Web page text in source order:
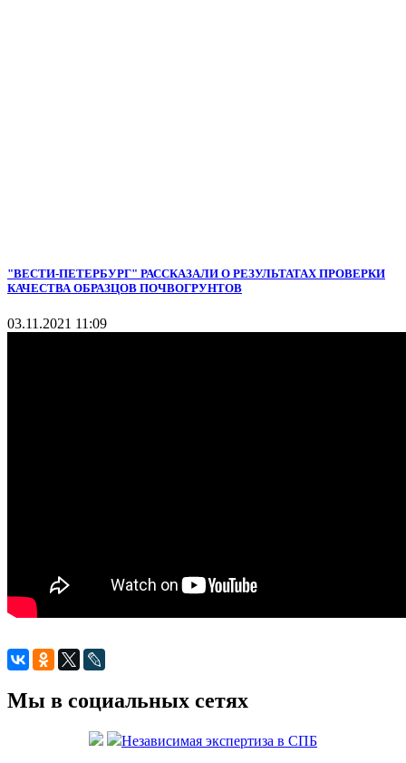
"ВЕСТИ-ПЕТЕРБУРГ" РАССКАЗАЛИ О РЕЗУЛЬТАТАХ ПРОВЕРКИ
КАЧЕСТВА ОБРАЗЦОВ ПОЧВОГРУНТОВ
03.11.2021 11:09
Мы в социальных сетях
Независимая экспертиза в СПБ